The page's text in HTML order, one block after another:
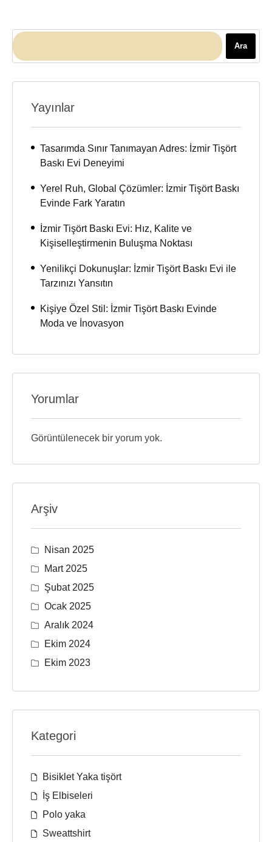
Ara
Yayınlar
Tasarımda Sınır Tanımayan Adres: İzmir Tişört
Baskı Evi Deneyimi
Yerel Ruh, Global Çözümler: İzmir Tişört Baskı
Evinde Fark Yaratın
İzmir Tişört Baskı Evi: Hız, Kalite ve
Kişiselleştirmenin Buluşma Noktası
Yenilikçi Dokunuşlar: İzmir Tişört Baskı Evi ile
Tarzınızı Yansıtın
Kişiye Özel Stil: İzmir Tişört Baskı Evinde
Moda ve İnovasyon
Yorumlar
Görüntülenecek bir yorum yok.
Arşiv
Nisan 2025
Mart 2025
Şubat 2025
Ocak 2025
Aralık 2024
Ekim 2024
Ekim 2023
Kategori
Bisiklet Yaka tişört
İş Elbiseleri
Polo yaka
Sweattshirt